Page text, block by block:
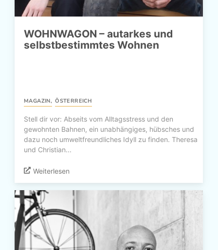
WOHNWAGON – autarkes und
selbstbestimmtes Wohnen
MAGAZIN, ÖSTERREICH
Stell dir vor: Abseits vom Alltagsstress und den
gewohnten Bahnen, ein unabhängiges, hübsches und
dazu noch umweltfreundliches Idyll zu finden. Theresa
und Christian...
Weiterlesen